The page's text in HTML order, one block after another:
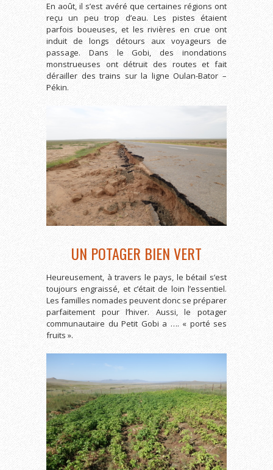
En août, il s’est avéré que certaines régions ont
reçu un peu trop d’eau. Les pistes étaient
parfois boueuses, et les rivières en crue ont
induit de longs détours aux voyageurs de
passage. Dans le Gobi, des inondations
monstrueuses ont détruit des routes et fait
dérailler des trains sur la ligne Oulan-Bator –
Pékin.
UN POTAGER BIEN VERT
Heureusement, à travers le pays, le bétail s’est
toujours engraissé, et c’était de loin l’essentiel.
Les familles nomades peuvent donc se préparer
parfaitement pour l’hiver. Aussi, le potager
communautaire du Petit Gobi a …. « porté ses
fruits ».